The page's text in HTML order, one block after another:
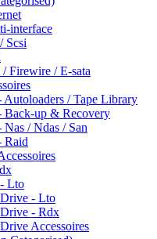
interface
Scsi
Firewire / E-sata
Autoloaders / Tape Library
Back-up & Recovery
/ Ndas / San
Raid
Lto
Drive - Lto
- Rdx
Accessoires